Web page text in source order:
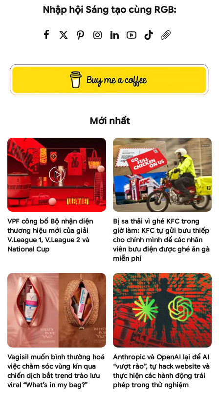
Nhập hội Sáng tạo cùng RGB:
Mới nhất
VPF công bố Bộ nhận diện
thương hiệu mới của giải
V.League 1, V.League 2 và
National Cup
Bị sa thải vì ghé KFC trong
giờ làm: KFC tự gửi bưu thiếp
cho chính mình để các nhân
viên bưu điện được ghé ăn gà
miễn phí
Vagisil muốn bình thường hoá
việc chăm sóc vùng kín qua
chiến dịch bắt trend trào lưu
viral “What’s in my bag?”
Anthropic và OpenAI lại để AI
“vượt rào”, tự hack website và
thực hiện các hành động trái
phép trong thử nghiệm